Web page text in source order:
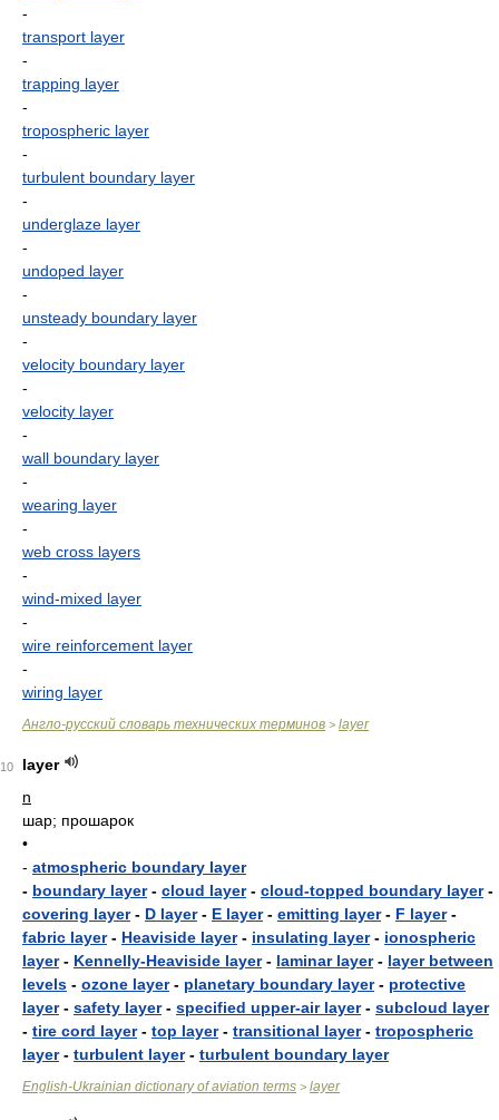
-
transport layer
-
trapping layer
-
tropospheric layer
-
turbulent boundary layer
-
underglaze layer
-
undoped layer
-
unsteady boundary layer
-
velocity boundary layer
-
velocity layer
-
wall boundary layer
-
wearing layer
-
web cross layers
-
wind-mixed layer
-
wire reinforcement layer
-
wiring layer
Англо-русский словарь технических терминов > layer
10
layer
n
шар; прошарок
•
- atmospheric boundary layer
- boundary layer- cloud layer- cloud-topped boundary layer-
covering layer- D layer- E layer- emitting layer- F layer-
fabric layer- Heaviside layer- insulating layer- ionospheric
layer- Kennelly-Heaviside layer- laminar layer- layer between
levels - ozone layer- planetary boundary layer- protective
layer- safety layer- specified upper-air layer- subcloud layer
- tire cord layer- top layer- transitional layer- tropospheric
layer- turbulent layer- turbulent boundary layer
English-Ukrainian dictionary of aviation terms > layer